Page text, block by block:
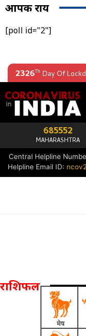
आपकी राय
[poll id="2"]
राशिफल